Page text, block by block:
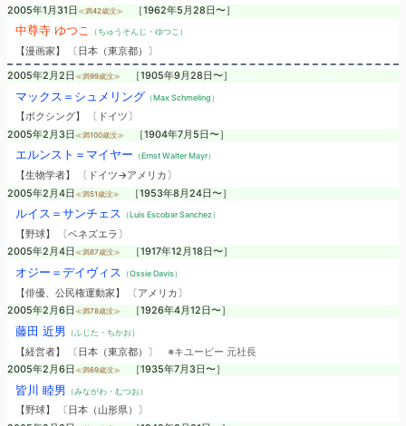
2005年1月31日 ≪満42歳没≫ ［1962年5月28日〜］
中尊寺 ゆつこ （ちゅうそんじ・ゆつこ）
【漫画家】 〔日本（東京都）〕
2005年2月2日 ≪満99歳没≫ ［1905年9月28日〜］
マックス＝シュメリング （Max Schmeling）
【ボクシング】 〔ドイツ〕
2005年2月3日 ≪満100歳没≫ ［1904年7月5日〜］
エルンスト＝マイヤー （Ernst Walter Mayr）
【生物学者】 〔ドイツ→アメリカ〕
2005年2月4日 ≪満51歳没≫ ［1953年8月24日〜］
ルイス＝サンチェス （Luis Escobar Sanchez）
【野球】 〔ベネズエラ〕
2005年2月4日 ≪満87歳没≫ ［1917年12月18日〜］
オジー＝デイヴィス （Ossie Davis）
【俳優、公民権運動家】 〔アメリカ〕
2005年2月6日 ≪満78歳没≫ ［1926年4月12日〜］
藤田 近男 （ふじた・ちかお）
【経営者】 〔日本（東京都）〕 ※キユーピー 元社長
2005年2月6日 ≪満69歳没≫ ［1935年7月3日〜］
皆川 睦男 （みながわ・むつお）
【野球】 〔日本（山形県）〕